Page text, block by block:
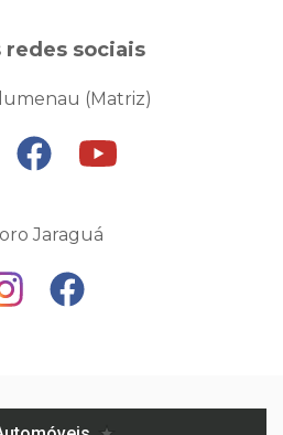
redes sociais
(Matriz)
Jaraguá